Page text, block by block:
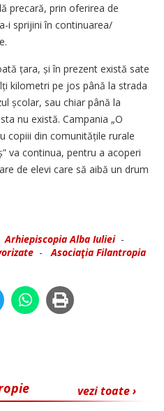
precară, prin oferirea de
i sprijini în continuarea/
țara, și în prezent există sate
kilometri pe jos până la strada
școlar, sau chiar până la
nu există. Campania „O
copiii din comunită­țile rurale
va continua, pentru a acoperi
de elevi care să aibă un drum
Arhiepiscopia Alba Iuliei-
-Asociaţia Filantropia
vezi toate ›